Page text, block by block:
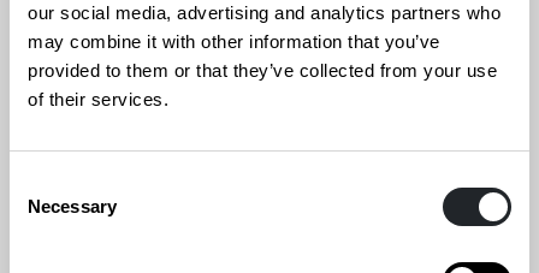
our social media, advertising and analytics partners who
may combine it with other information that you’ve
provided to them or that they’ve collected from your use
of their services.
Selection
Necessary
Näyttelyn keskiössä on suomenlampaanvillasta
suunniteltu kodintekstiilimallisto, jonka
lähtökohtana on kiertotalous. Materiaalin koko
Samalla näyttely nostaa esiin turvalliset